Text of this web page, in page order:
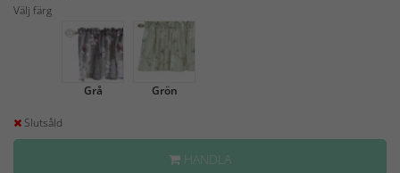
Välj färg
Grå Grön
Slutsåld
HANDLA